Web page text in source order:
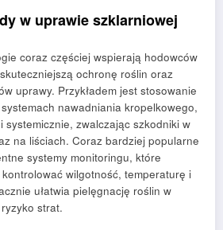
w uprawie szklarniowej
coraz częściej wspierają hodowców
ochronę roślin oraz
uprawy. Przykładem jest stosowanie
nawadniania kropelkowego,
systemicznie, zwalczając szkodniki w
na liściach. Coraz bardziej popularne
systemy monitoringu, które
wilgotność, temperaturę i
ułatwia pielęgnację roślin w
strat.